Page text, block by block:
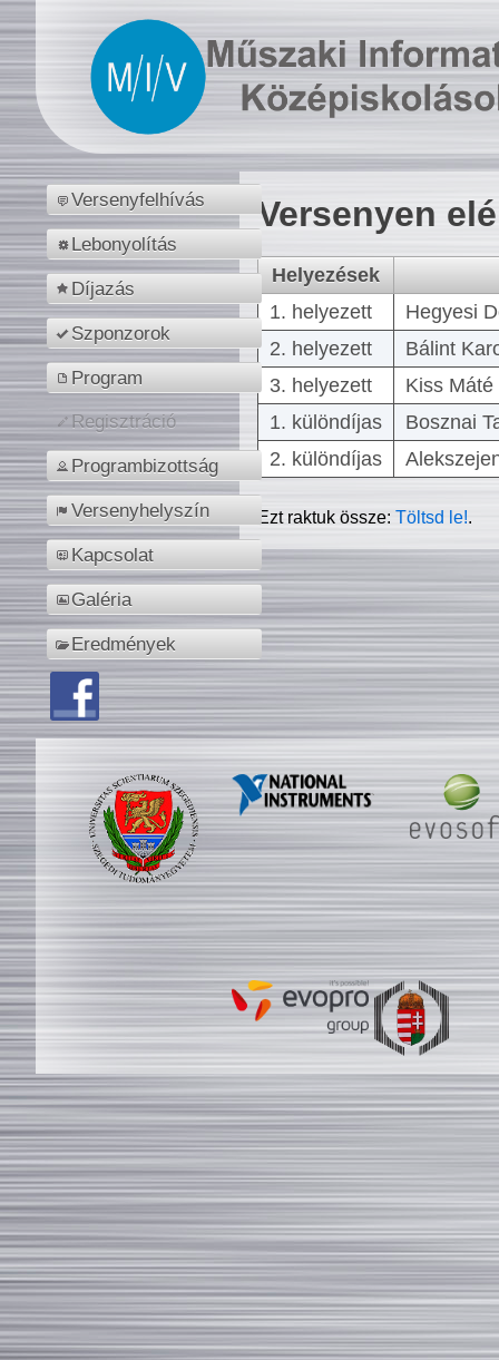
Versenyfelhívás
Lebonyolítás
Díjazás
Szponzorok
Program
Regisztráció
Programbizottság
Versenyhelyszín
Kapcsolat
Galéria
Eredmények
Versenyen
Helyezések
1. helyezett
Hegyesi
2. helyezett
Bálint
3. helyezett
Kiss
1. különdíjas
Bosznai
2. különdíjas
Ezt raktuk össze:Töltsd le!.